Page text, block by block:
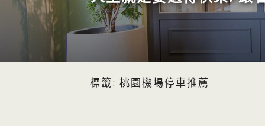
標籤: 桃園機場停車推薦